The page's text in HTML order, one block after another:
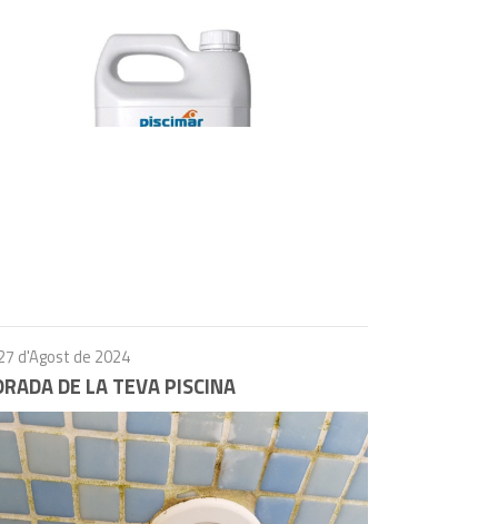
d'Agost de 2024
DE LA TEVA PISCINA